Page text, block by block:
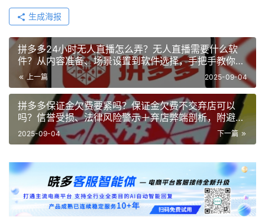
生成海报
拼多多24小时无人直播怎么弄？无人直播需要什么软
件？从内容准备、场景设置到软件选择，手把手教你合
规高效玩转无人直播！
上一篇 2025-09-04
拼多多保证金欠费要紧吗？保证金欠费不交弃店可以
吗？信誉受损、法律风险警示＋弃店弊端剖析，附避坑
与补救指南，保障经营无忧！
下一篇
2025-09-04